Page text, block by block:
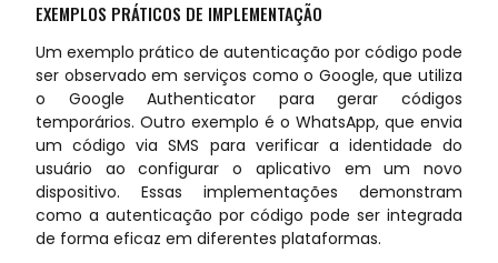
EXEMPLOS PRÁTICOS DE IMPLEMENTAÇÃO
Um exemplo prático de autenticação por código pode
ser observado em serviços como o Google, que utiliza
o Google Authenticator para gerar códigos
temporários. Outro exemplo é o WhatsApp, que envia
um código via SMS para verificar a identidade do
usuário ao configurar o aplicativo em um novo
dispositivo. Essas implementações demonstram
como a autenticação por código pode ser integrada
de forma eficaz em diferentes plataformas.